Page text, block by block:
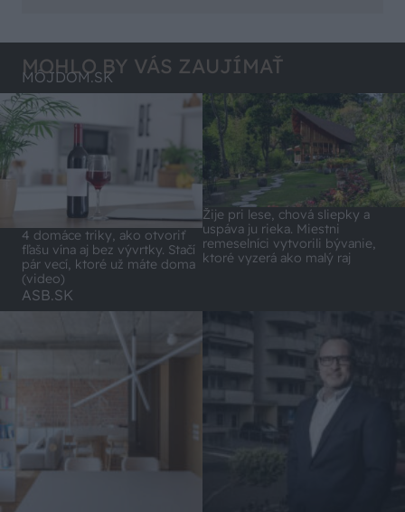
MOHLO BY VÁS ZAUJÍMAŤ
MÔJDOM.SK
4 domáce triky, ako otvoriť
fľašu vína aj bez vývrtky. Stačí
pár vecí, ktoré už máte doma
(video)
Žije pri lese, chová sliepky a
uspáva ju rieka. Miestni
remeselníci vytvorili bývanie,
ktoré vyzerá ako malý raj
ASB.SK